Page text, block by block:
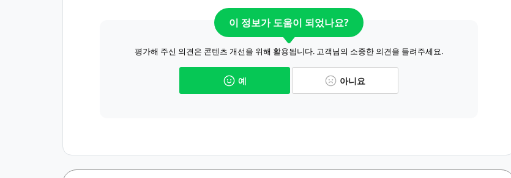
이 정보가 도움이 되었나요?
평가해 주신 의견은 콘텐츠 개선을 위해 활용됩니다. 고객님의 소중한 의견을 들려주세요.
예 아니요